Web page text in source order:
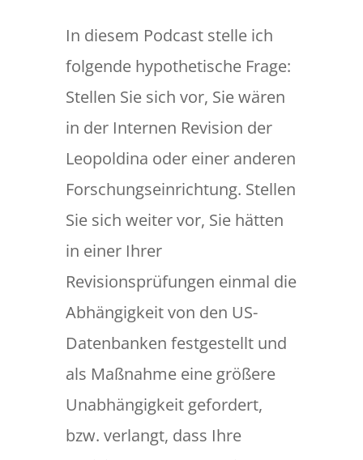
In diesem Podcast stelle ich
folgende hypothetische Frage:
Stellen Sie sich vor, Sie wären
in der Internen Revision der
Leopoldina oder einer anderen
Forschungseinrichtung. Stellen
Sie sich weiter vor, Sie hätten
in einer Ihrer
Revisionsprüfungen einmal die
Abhängigkeit von den US-
Datenbanken festgestellt und
als Maßnahme eine größere
Unabhängigkeit gefordert,
bzw. verlangt, dass Ihre